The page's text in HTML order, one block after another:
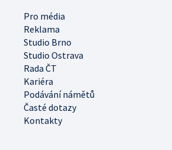
Pro média
Reklama
Studio Brno
Studio Ostrava
Rada ČT
Kariéra
Podávání námětů
Časté dotazy
Kontakty